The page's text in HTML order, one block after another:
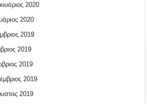
2020
2020
2019
2019
2019
2019
2019